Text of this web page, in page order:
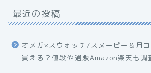
最近の投稿
オメガ×スウォッチ/スヌーピー＆月
買える？値段や通販Amazon楽天も調